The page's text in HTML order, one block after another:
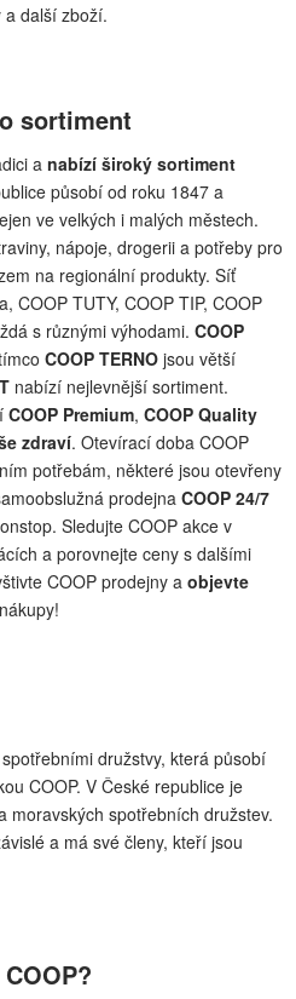
a další zboží.
sortiment
a nabízí široký sortiment
působí od roku 1847 a
ve velkých i malých městech.
nápoje, drogerii a potřeby pro
na regionální produkty. Síť
COOP TUTY, COOP TIP, COOP
s různými výhodami. COOP
COOP TERNO jsou větší
nabízí nejlevnější sortiment.
COOP Premium, COOP Quality
zdraví. Otevírací doba COOP
potřebám, některé jsou otevřeny
prodejna COOP 24/7
Sledujte COOP akce v
a porovnejte ceny s dalšími
COOP prodejny a objevte
družstvy, která působí
COOP. V České republice je
moravských spotřebních družstev.
a má své členy, kteří jsou